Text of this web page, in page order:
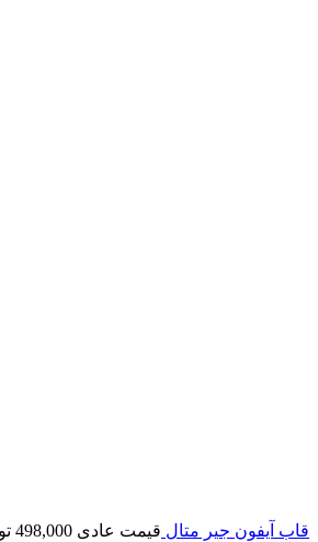
قاب آیفون جیر متال قیمت عادی 498,000